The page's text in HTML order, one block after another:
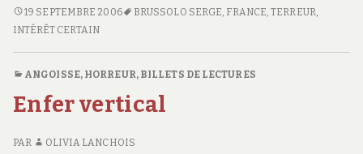
L’ÉPAVE
19 SEPTEMBRE 2006 BRUSSOLO SERGE, FRANCE,TERREUR,
INTÉRÊT CERTAIN
ANGOISSE, HORREUR, BILLETS DE LECTURES
Enfer vertical
PAR OLIVIA LANCHOIS